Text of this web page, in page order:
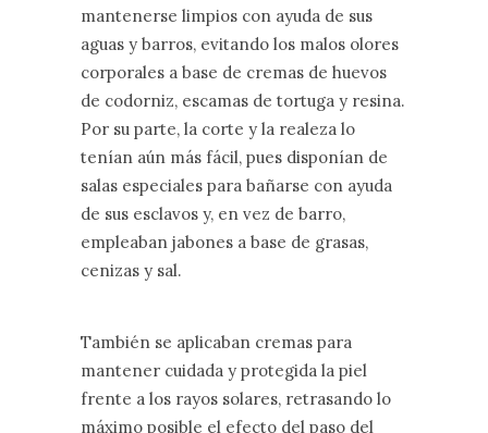
mantenerse limpios con ayuda de sus
aguas y barros, evitando los malos olores
corporales a base de cremas de huevos
de codorniz, escamas de tortuga y resina.
Por su parte, la corte y la realeza lo
tenían aún más fácil, pues disponían de
salas especiales para bañarse con ayuda
de sus esclavos y, en vez de barro,
empleaban jabones a base de grasas,
cenizas y sal.
También se aplicaban cremas para
mantener cuidada y protegida la piel
frente a los rayos solares, retrasando lo
máximo posible el efecto del paso del